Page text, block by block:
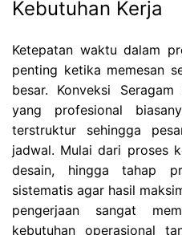
Kebutuhan Kerja
Ketepatan waktu dalam
penting ketika memesan
besar. Konveksi
yang profesional
terstruktur sehingga
jadwal. Mulai dari proses
desain, hingga tahap
sistematis agar hasil
pengerjaan sangat
kebutuhan operasional